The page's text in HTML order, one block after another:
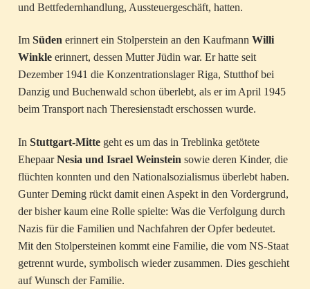
und Bettfedernhandlung, Aussteuergeschäft, hatten.
Im Süden erinnert ein Stolperstein an den Kaufmann Willi
Winkle erinnert, dessen Mutter Jüdin war. Er hatte seit
Dezember 1941 die Konzentrationslager Riga, Stutthof bei
Danzig und Buchenwald schon überlebt, als er im April 1945
beim Transport nach Theresienstadt erschossen wurde.
In Stuttgart-Mitte geht es um das in Treblinka getötete
EhepaarNesia und Israel Weinstein sowie deren Kinder, die
flüchten konnten und den Nationalsozialismus überlebt haben.
Gunter Deming rückt damit einen Aspekt in den Vordergrund,
der bisher kaum eine Rolle spielte: Was die Verfolgung durch
Nazis für die Familien und Nachfahren der Opfer bedeutet.
Mit den Stolpersteinen kommt eine Familie, die vom NS-Staat
getrennt wurde, symbolisch wieder zusammen. Dies geschieht
auf Wunsch der Familie.